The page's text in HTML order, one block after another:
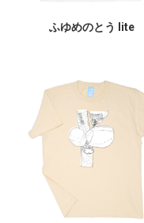
ふゆめのとう lite